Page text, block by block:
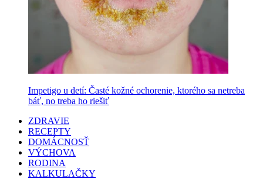
Impetigo u detí: Časté kožné ochorenie, ktorého sa netreba
báť, no treba ho riešiť
ZDRAVIE
RECEPTY
DOMÁCNOSŤ
VÝCHOVA
RODINA
KALKULAČKY